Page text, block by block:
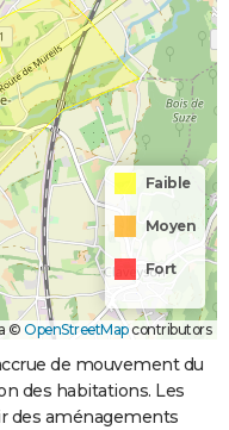
Faible
Moyen
Fort
© OpenStreetMapcontributors
de mouvement du
des habitations. Les
des aménagements